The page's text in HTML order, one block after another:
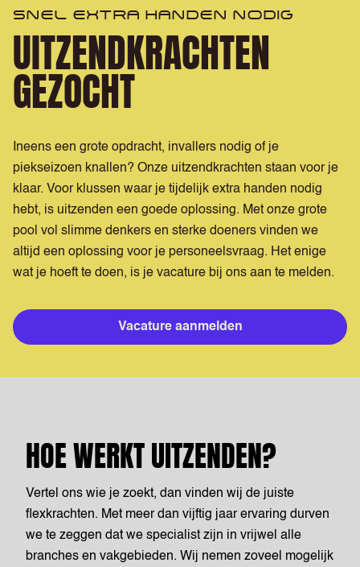
UITZENDKRACHTEN
GEZOCHT
SNEL EXTRA HANDEN NODIG
Ineens een grote opdracht, invallers nodig of je
piekseizoen knallen? Onze uitzendkrachten staan voor je
klaar. Voor klussen waar je tijdelijk extra handen nodig
hebt, is uitzenden een goede oplossing. Met onze grote
pool vol slimme denkers en sterke doeners vinden we
altijd een oplossing voor je personeelsvraag. Het enige
wat je hoeft te doen, is je vacature bij ons aan te melden.
Vacature aanmelden
HOE WERKT UITZENDEN?
Vertel ons wie je zoekt, dan vinden wij de juiste
flexkrachten. Met meer dan vijftig jaar ervaring durven
we te zeggen dat we specialist zijn in vrijwel alle
branches en vakgebieden. Wij nemen zoveel mogelijk